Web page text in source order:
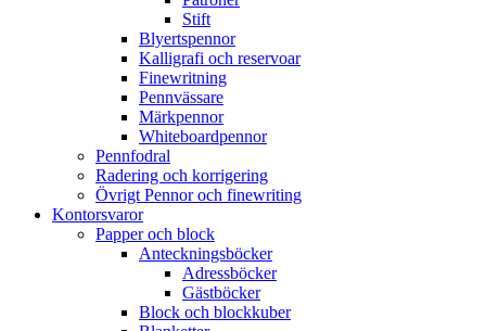
Stift
Blyertspennor
Kalligrafi och reservoar
Finewritning
Pennvässare
Märkpennor
Whiteboardpennor
Pennfodral
Radering och korrigering
Övrigt Pennor och finewriting
Kontorsvaror
Papper och block
Anteckningsböcker
Adressböcker
Gästböcker
Block och blockkuber